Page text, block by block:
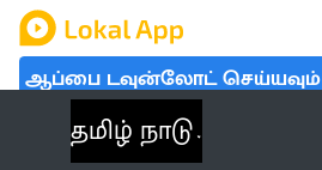
ஆப்பை டவுன்லோட் செய்யவும்
தமிழ் நாடு